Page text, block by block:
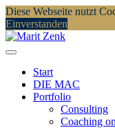
Diese Webseite nutzt
Einverstanden
Start
DIE MAC
Portfolio
Consulting
Coaching